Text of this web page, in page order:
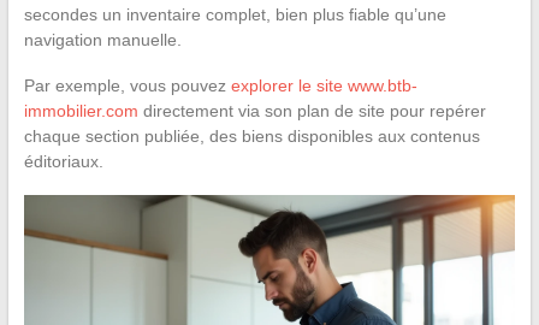
secondes un inventaire complet, bien plus fiable qu’une
navigation manuelle.
Par exemple, vous pouvez explorer le site www.btb-
immobilier.com directement via son plan de site pour repérer
chaque section publiée, des biens disponibles aux contenus
éditoriaux.